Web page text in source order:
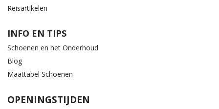
Reisartikelen
INFO EN TIPS
Schoenen en het Onderhoud
Blog
Maattabel Schoenen
OPENINGSTIJDEN